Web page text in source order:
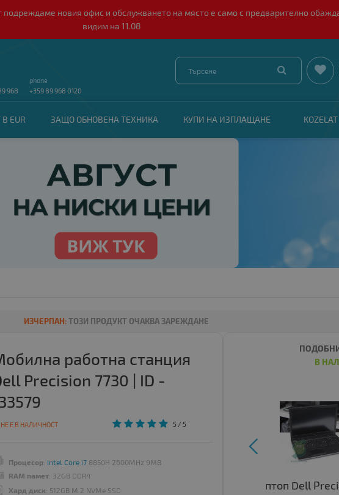
подреждаме новия офис и обслужването на място е само с предварително
видим на 11.08
968
phone
+359 89 968 0120
EUR ЗАЩО ОБНОВЕНА ТЕХНИКА КУПИ НА ИЗПЛАЩАНЕ
ИЗЧЕРПАН:ТОЗИ ПРОДУКТ ОЧАКВА ЗАРЕЖДАНЕ
работна станция
Precision 7730 | ID -
НЕ Е В НАЛИЧНОСТ 5 / 5
Процесор: Intel Core i78850H 2600MHz 9MB
RAM памет: 32GB DDR4
Хард диск: 512GB M.2 NVMe SSD
В
Мобилна
